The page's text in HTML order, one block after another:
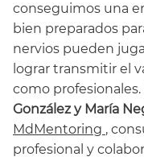
conseguimos una
bien preparados
nervios pueden
lograr transmitir el
como
González y María
MdMentoring ,
profesional y